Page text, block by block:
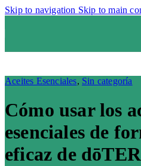
Skip to navigation Skip to main
Aceites Esenciales, Sin categoría
Cómo usar los
esenciales de
eficaz de